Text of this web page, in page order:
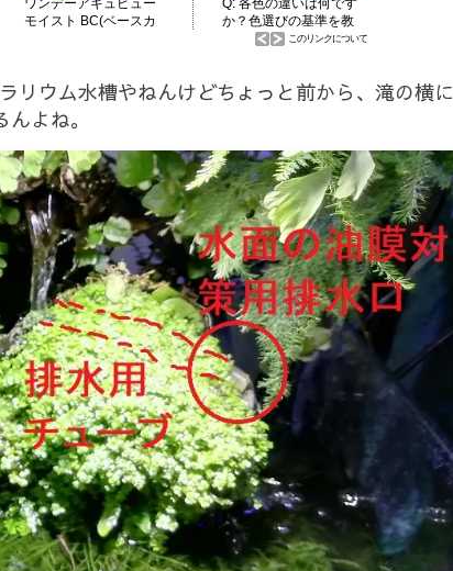
リウム水槽やねんけどちょっと前から、滝の横に
よね。